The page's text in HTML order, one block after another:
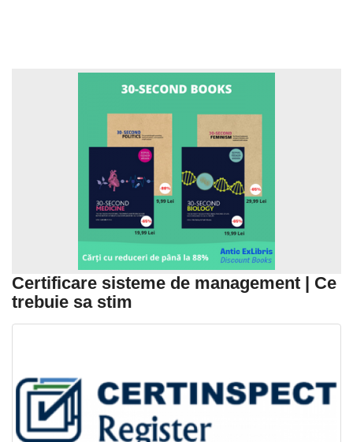
Certificare sisteme de management | Ce
trebuie sa stim